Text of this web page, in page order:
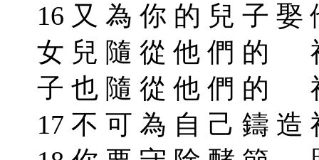
16 又 為 你 的 兒 子 娶
女 兒 隨 從 他 們 的
子 也 隨 從 他 們 的
17 不 可 為 自 己 鑄